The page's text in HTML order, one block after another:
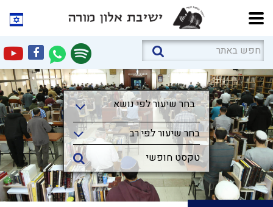
בחר שיעור לפי נושא
בחר שיעור לפי נושא
בחר שיעור לפי רב